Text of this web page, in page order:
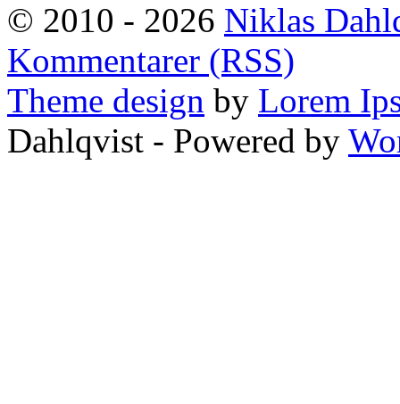
© 2010 - 2026 Niklas
Kommentarer (RSS)
Theme design by Lorem
Dahlqvist - Powered by